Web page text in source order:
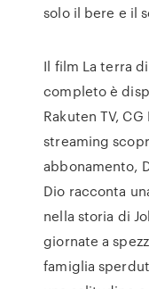
solo il bere e il
Il film La terra
completo è
Rakuten TV,
streaming
abbonamento,
Dio racconta
nella storia di
giornate a
famiglia